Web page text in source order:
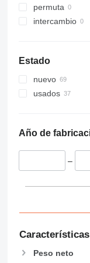
permuta
intercambio
Estado
nuevo
usados
Año de
–
Características
Peso neto